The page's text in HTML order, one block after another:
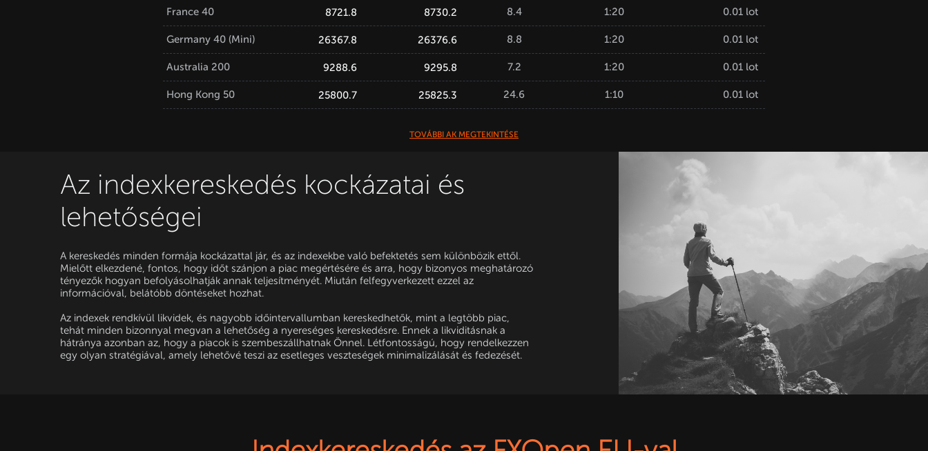
France 40 8721.8 8730.2 8.4 1:20 0.01 lot
Germany 40 (Mini) 26367.8 26376.6 8.8 1:20 0.01 lot
Australia 200 9288.6 9295.8 7.2 1:20 0.01 lot
Hong Kong 50 25800.7 25825.3 24.6 1:10 0.01 lot
TOVÁBBI AK MEGTEKINTÉSE
Az indexkereskedés kockázatai és
lehetőségei
A kereskedés minden formája kockázattal jár, és az indexekbe való befektetés sem különbözik ettől.
Mielőtt elkezdené, fontos, hogy időt szánjon a piac megértésére és arra, hogy bizonyos meghatározó
tényezők hogyan befolyásolhatják annak teljesítményét. Miután felfegyverkezett ezzel az
információval, belátóbb döntéseket hozhat.
Az indexek rendkívül likvidek, és nagyobb időintervallumban kereskedhetők, mint a legtöbb piac,
tehát minden bizonnyal megvan a lehetőség a nyereséges kereskedésre. Ennek a likviditásnak a
hátránya azonban az, hogy a piacok is szembeszállhatnak Önnel. Létfontosságú, hogy rendelkezzen
egy olyan stratégiával, amely lehetővé teszi az esetleges veszteségek minimalizálását és fedezését.